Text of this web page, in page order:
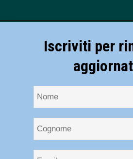
Iscriviti per